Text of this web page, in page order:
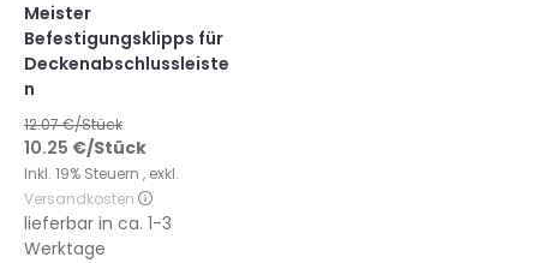
Meister
Befestigungsklipps für
Deckenabschlussleiste
n
12.07€/Stück
10.25 €/Stück
Inkl. 19% Steuern , exkl.
Versandkosten
lieferbar in ca. 1-3
Werktage